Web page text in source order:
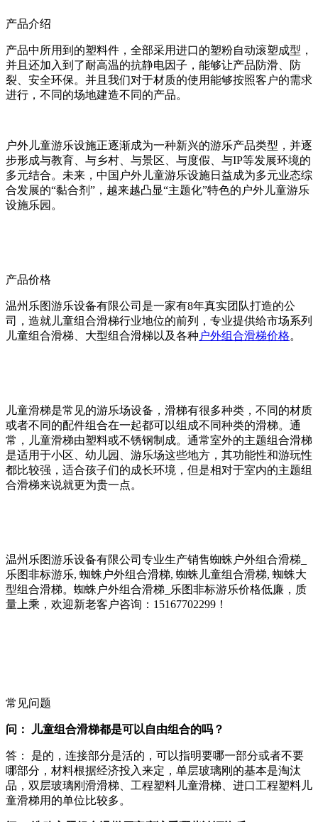
产品介绍
产品中所用到的塑料件，全部采用进口的塑粉自动滚塑成型，
并且还加入到了耐高温的抗静电因子，能够让产品防滑、防
裂、安全环保。并且我们对于材质的使用能够按照客户的需求
进行，不同的场地建造不同的产品。
户外儿童游乐设施正逐渐成为一种新兴的游乐产品类型，并逐
步形成与教育、与乡村、与景区、与度假、与IP等发展环境的
多元结合。未来，中国户外儿童游乐设施日益成为多元业态综
合发展的“黏合剂”，越来越凸显“主题化”特色的户外儿童游乐
设施乐园。
产品价格
温州乐图游乐设备有限公司是一家有8年真实团队打造的公
司，造就儿童组合滑梯行业地位的前列，专业提供给市场系列
儿童组合滑梯、大型组合滑梯以及各种 户外组合滑梯价格。
儿童滑梯是常见的游乐场设备，滑梯有很多种类，不同的材质
或者不同的配件组合在一起都可以组成不同种类的滑梯。通
常，儿童滑梯由塑料或不锈钢制成。通常室外的主题组合滑梯
是适用于小区、幼儿园、游乐场这些地方，其功能性和游玩性
都比较强，适合孩子们的成长环境，但是相对于室内的主题组
合滑梯来说就更为贵一点。
温州乐图游乐设备有限公司专业生产销售蜘蛛户外组合滑梯_
乐图非标游乐, 蜘蛛户外组合滑梯, 蜘蛛儿童组合滑梯, 蜘蛛大
型组合滑梯。蜘蛛户外组合滑梯_乐图非标游乐价格低廉，质
量上乘，欢迎新老客户咨询：15167702299！
常见问题
问： 儿童组合滑梯都是可以自由组合的吗？
答： 是的，连接部分是活的，可以指明要哪一部分或者不要
哪部分，材料根据经济投入来定，单层玻璃刚的基本是淘汰
品，双层玻璃刚滑滑梯、工程塑料儿童滑梯、进口工程塑料儿
童滑梯用的单位比较多。